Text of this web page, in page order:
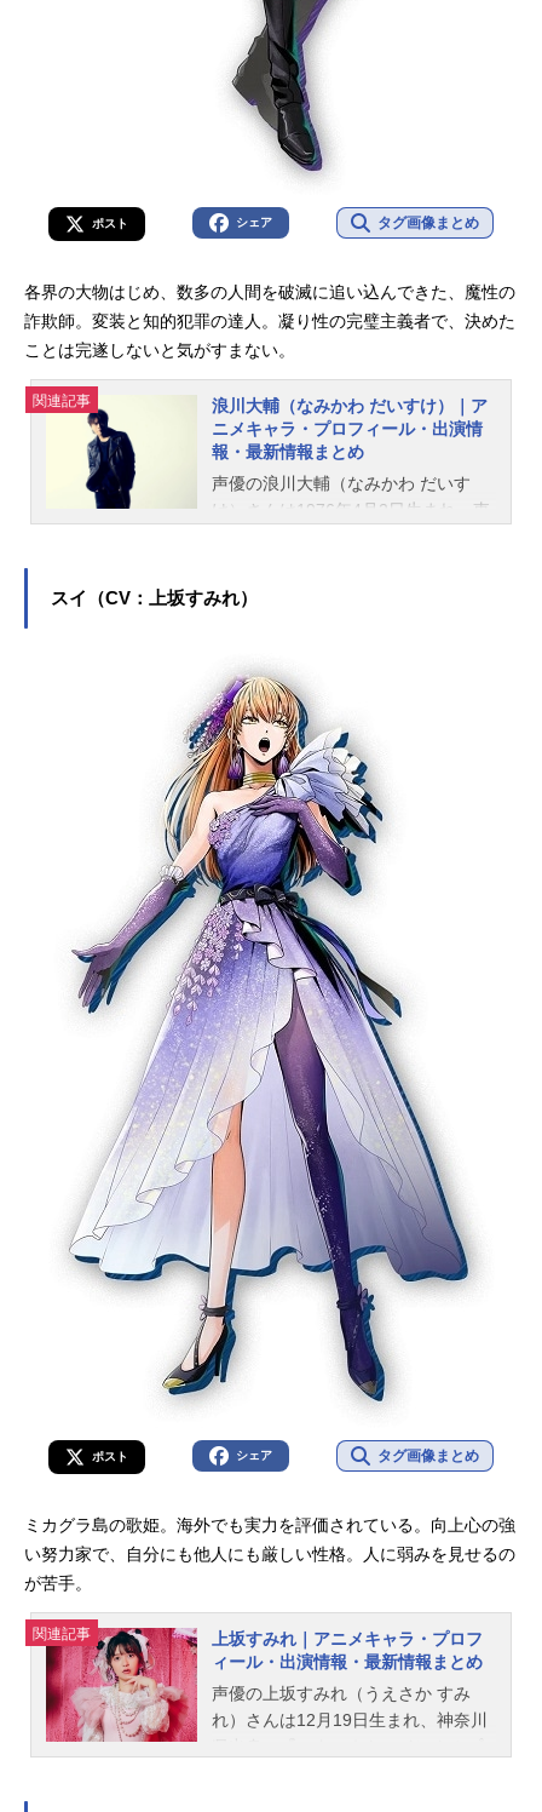
ポスト シェア タグ画像まとめ
各界の大物はじめ、数多の人間を破滅に追い込んできた、魔性の
詐欺師。変装と知的犯罪の達人。凝り性の完璧主義者で、決めた
ことは完遂しないと気がすまない。
関連記事
浪川大輔（なみかわ だいすけ）｜ア
ニメキャラ・プロフィール・出演情
報・最新情報まとめ
声優の浪川大輔（なみかわ だいす
け）さんは1976年4月2日生まれ、東
五ェ門役など、人気作品のキャラク
ご紹介！
スイ（CV：上坂すみれ）
ポスト シェア タグ画像まとめ
ミカグラ島の歌姫。海外でも実力を評価されている。向上心の強
い努力家で、自分にも他人にも厳しい性格。人に弱みを見せるの
が苦手。
関連記事
上坂すみれ｜アニメキャラ・プロフ
ィール・出演情報・最新情報まとめ
声優の上坂すみれ（うえさか すみ
れ）さんは12月19日生まれ、神奈川